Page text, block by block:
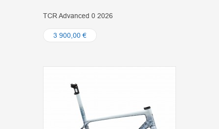
TCR Advanced 0 2026
3 900,00 €